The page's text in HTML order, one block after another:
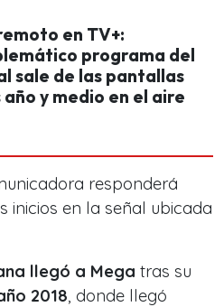
en TV+:
programa del
sale de las pantallas
y medio en el aire
responderá
inicios en la señal ubicada
llegó a Mega tras su
2018, donde llegó